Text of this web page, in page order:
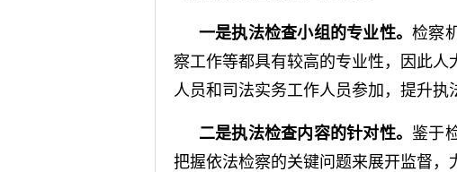
一是执法检查小组的专业性。检察
察工作等都具有较高的专业性，因此
人员和司法实务工作人员参加，提升执
二是执法检查内容的针对性。鉴于
把握依法检察的关键问题来展开监督